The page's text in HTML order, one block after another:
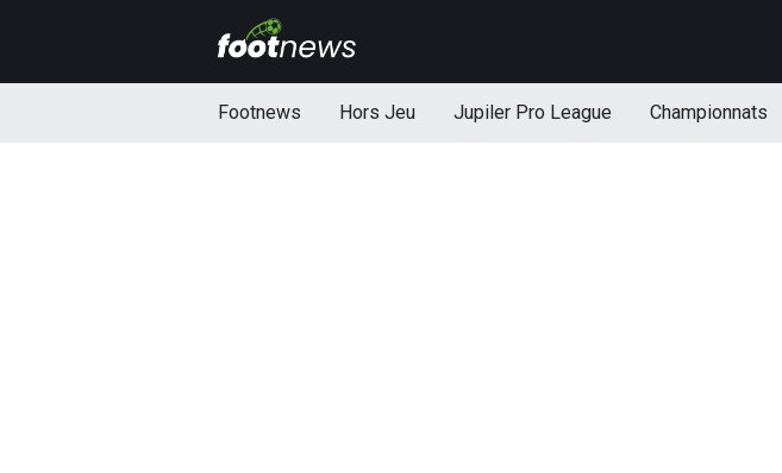
Footnews Hors Jeu Jupiler Pro League Championnats